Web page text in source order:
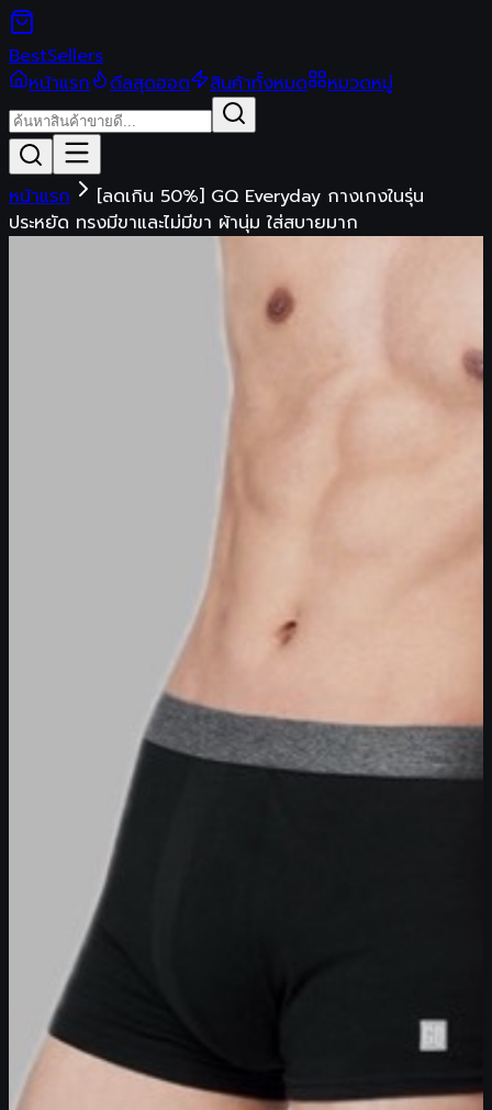
BestSellers
หน้าแรก
ดีลสุดฮอต สินค้าทั้งหมด หมวดหมู่
หน้าแรก
[ลดเกิน 50%] GQ Everyday กางเกงในรุ่น
ประหยัด ทรงมีขาและไม่มีขา ผ้านุ่ม ใส่สบายมาก